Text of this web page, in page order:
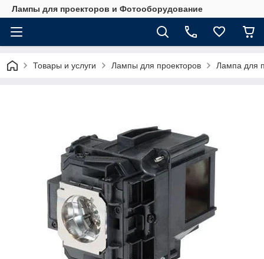
Лампы для проекторов и Фотооборудование
Товары и услуги Лампы для проекторов Лампа для